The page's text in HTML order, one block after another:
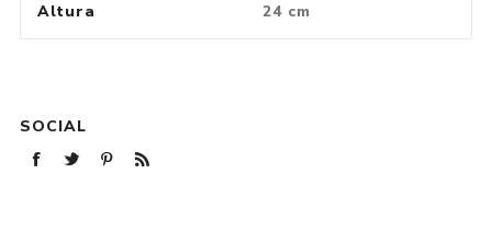
Altura 24 cm
SOCIAL